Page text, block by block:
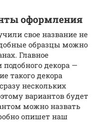
оформления
свое название не
образцы можно
Главное
декора —
такого декора
нескольких
вариантов будет
можно назвать
опишет наш